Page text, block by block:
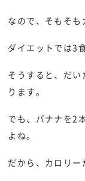
なので、そもそも
ダイエットでは3
そうすると、だ
ります。
でも、バナナを2
よね。
だから、カロリー